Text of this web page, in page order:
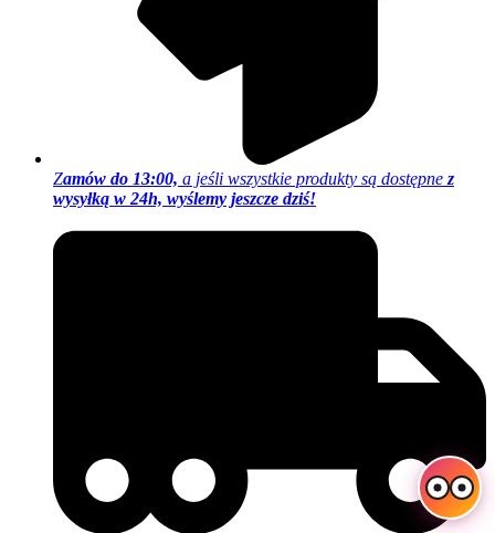
Zamów do 13:00, a jeśli wszystkie produkty są dostępne z
wysyłką w 24h, wyślemy jeszcze dziś!